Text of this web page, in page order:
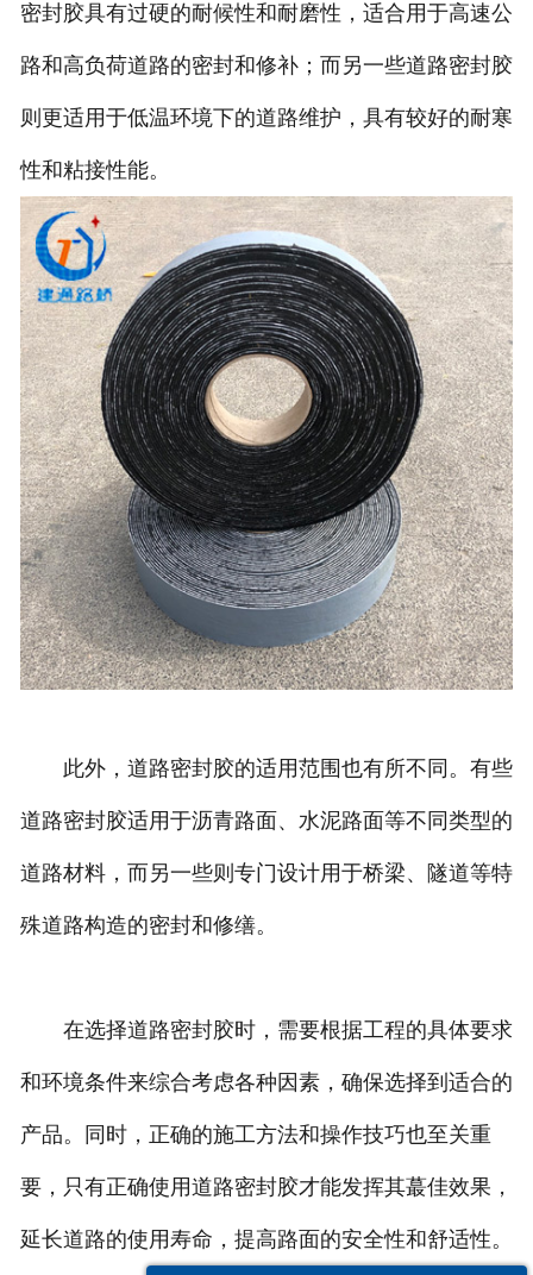
密封胶具有过硬的耐候性和耐磨性，适合用于高速公
路和高负荷道路的密封和修补；而另一些道路密封胶
则更适用于低温环境下的道路维护，具有较好的耐寒
性和粘接性能。
此外，道路密封胶的适用范围也有所不同。有些
道路密封胶适用于沥青路面、水泥路面等不同类型的
道路材料，而另一些则专门设计用于桥梁、隧道等特
殊道路构造的密封和修缮。
在选择道路密封胶时，需要根据工程的具体要求
和环境条件来综合考虑各种因素，确保选择到适合的
产品。同时，正确的施工方法和操作技巧也至关重
要，只有正确使用道路密封胶才能发挥其蕞佳效果，
延长道路的使用寿命，提高路面的安全性和舒适性。